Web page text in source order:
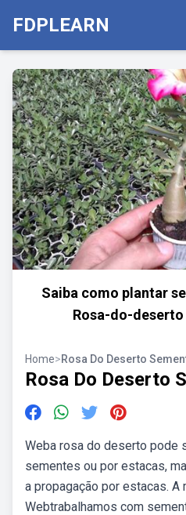
FDPLEARN
Saiba como plantar
Rosa-do-
Home>Rosa Do Deserto
Rosa Do Deserto
Weba rosa do deserto pode
sementes ou por estacas,
a propagação por estacas. A
Webtrabalhamos com